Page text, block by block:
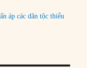
áp các dân tộc thiểu